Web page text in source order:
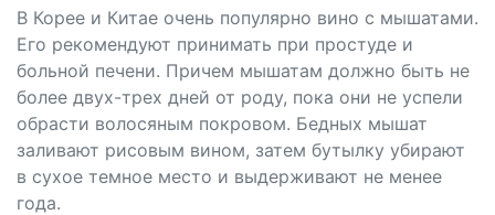
В Корее и Китае очень популярно вино с мышатами.
Его рекомендуют принимать при простуде и
больной печени. Причем мышатам должно быть не
более двух-трех дней от роду, пока они не успели
обрасти волосяным покровом. Бедных мышат
заливают рисовым вином, затем бутылку убирают
в сухое темное место и выдерживают не менее
года.